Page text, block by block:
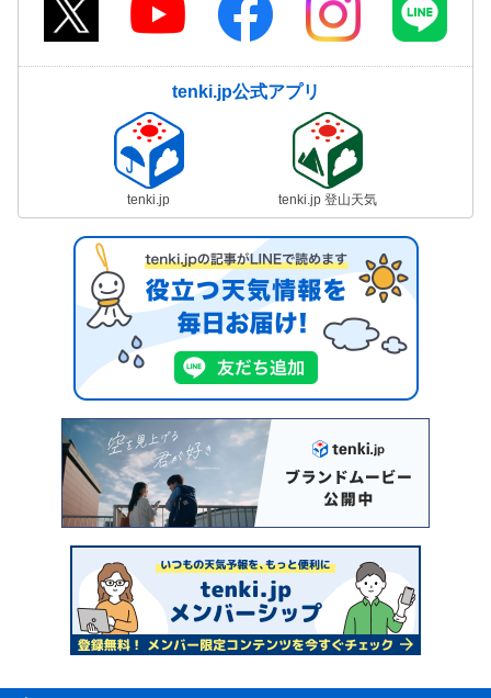
tenki.jp公式アプリ
tenki.jp tenki.jp 登山天気